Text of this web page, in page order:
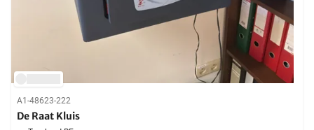
A1-48623-222
De Raat Kluis